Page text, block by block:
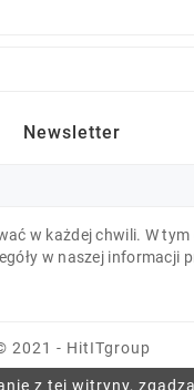
z tej witryny,
6100 4GB
Newsletter
w każdej chwili. W tym
w naszej informacji
2021 - HitITgroup